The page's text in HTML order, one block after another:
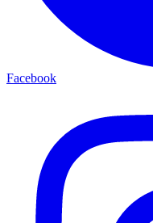
Facebook